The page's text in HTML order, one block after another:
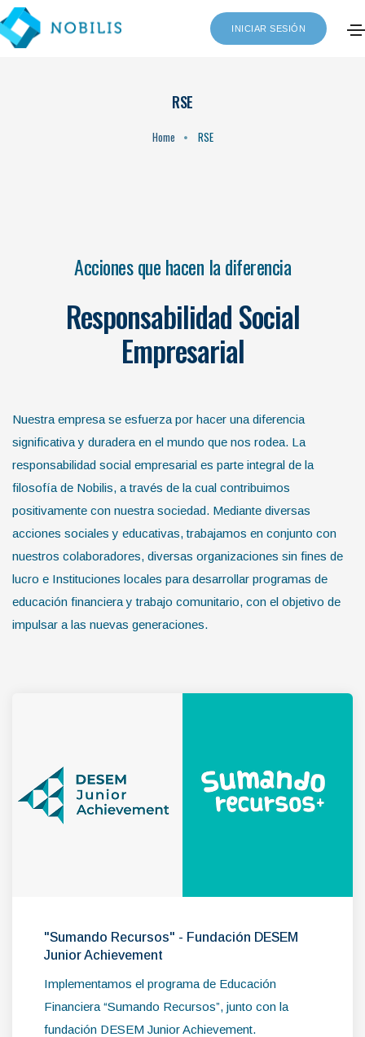
INICIAR SESIÓN
RSE
Home RSE
Acciones que hacen la diferencia
Responsabilidad Social
Empresarial
Nuestra empresa se esfuerza por hacer una diferencia
significativa y duradera en el mundo que nos rodea. La
responsabilidad social empresarial es parte integral de la
filosofía de Nobilis, a través de la cual contribuimos
positivamente con nuestra sociedad. Mediante diversas
acciones sociales y educativas, trabajamos en conjunto con
nuestros colaboradores, diversas organizaciones sin fines de
lucro e Instituciones locales para desarrollar programas de
educación financiera y trabajo comunitario, con el objetivo de
impulsar a las nuevas generaciones.
"Sumando Recursos" - Fundación DESEM
Junior Achievement
Implementamos el programa de Educación
Financiera “Sumando Recursos”, junto con la
fundación DESEM Junior Achievement.